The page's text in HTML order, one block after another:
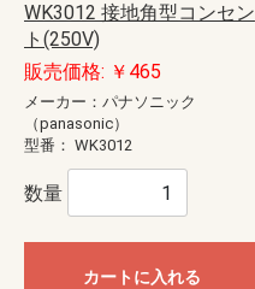
WK3012 接地角型コンセン
ト(250V)
販売価格: ￥465
メーカー：パナソニック
（panasonic）
型番： WK3012
数量
カートに入れる